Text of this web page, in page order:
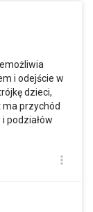
i odejście w
dzieci,
ma przychód
podziałów